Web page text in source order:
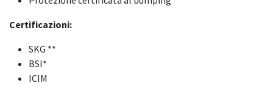
Certificazioni:
SKG **
BSI*
ICIM